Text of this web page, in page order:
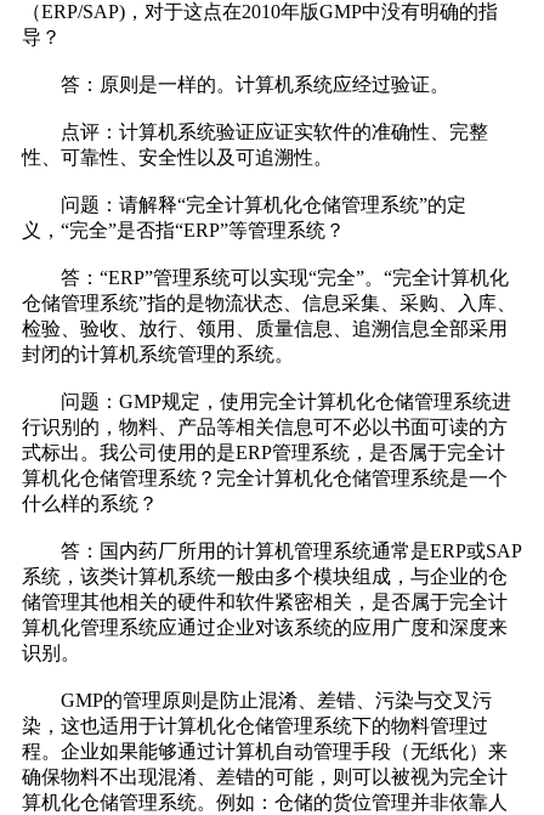
（ERP/SAP)，对于这点在2010年版GMP中没有明确的指
导？
答：原则是一样的。计算机系统应经过验证。
点评：计算机系统验证应证实软件的准确性、完整
性、可靠性、安全性以及可追溯性。
问题：请解释“完全计算机化仓储管理系统”的定
义，“完全”是否指“ERP”等管理系统？
答：“ERP”管理系统可以实现“完全”。“完全计算机化
仓储管理系统”指的是物流状态、信息采集、采购、入库、
检验、验收、放行、领用、质量信息、追溯信息全部采用
封闭的计算机系统管理的系统。
问题：GMP规定，使用完全计算机化仓储管理系统进
行识别的，物料、产品等相关信息可不必以书面可读的方
式标出。我公司使用的是ERP管理系统，是否属于完全计
算机化仓储管理系统？完全计算机化仓储管理系统是一个
什么样的系统？
答：国内药厂所用的计算机管理系统通常是ERP或SAP
系统，该类计算机系统一般由多个模块组成，与企业的仓
储管理其他相关的硬件和软件紧密相关，是否属于完全计
算机化管理系统应通过企业对该系统的应用广度和深度来
识别。
GMP的管理原则是防止混淆、差错、污染与交叉污
染，这也适用于计算机化仓储管理系统下的物料管理过
程。企业如果能够通过计算机自动管理手段（无纸化）来
确保物料不出现混淆、差错的可能，则可以被视为完全计
算机化仓储管理系统。例如：仓储的货位管理并非依靠人